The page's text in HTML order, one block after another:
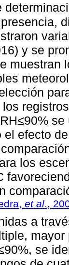
y se
muestran
efecto
los
et al .,
a
se